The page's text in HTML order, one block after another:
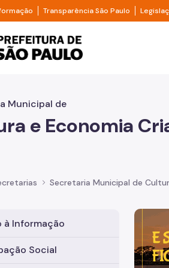
principalDivisor de acesso à informação
Transparência São Paulo Divisor
de São
Municipal de
e Economia
Secretaria Municipal de
à Informação
Social